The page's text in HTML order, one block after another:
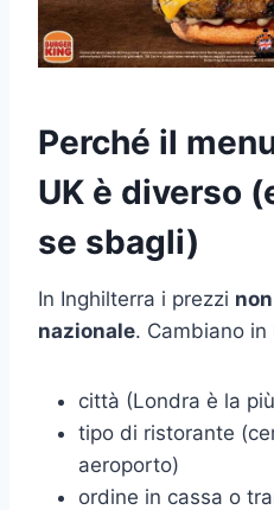
Perché il
UK è diverso
se sbagli)
In Inghilterra i prezzi
nazionale. Cambiano in
città (Londra è la
tipo di ristorante
aeroporto)
ordine in cassa o